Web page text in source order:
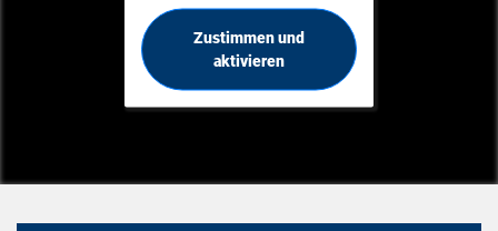
Zustimmen und
aktivieren